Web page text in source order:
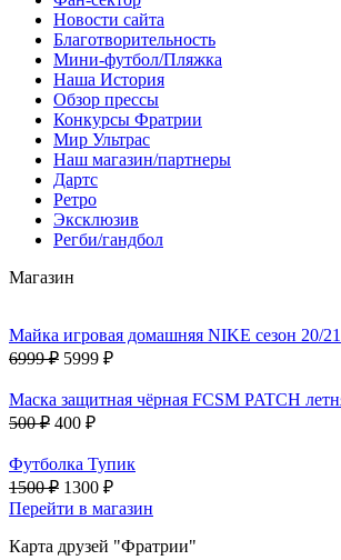
Новости сайта
Благотворительность
Мини-футбол/Пляжка
Наша История
Обзор прессы
Конкурсы Фратрии
Мир Ультрас
Наш магазин/партнеры
Дартс
Ретро
Эксклюзив
Регби/гандбол
Магазин
Майка игровая домашняя NIKE сезон 20/21
6999 ₽ 5999 ₽
Маска защитная чёрная FCSM PATCH
500 ₽ 400 ₽
Футболка Тупик
1500 ₽ 1300 ₽
Перейти в магазин
Карта друзей "Фратрии"